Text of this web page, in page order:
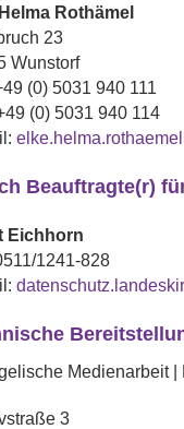
Rothämel
23
Wunstorf
(0) 5031 940 111
(0) 5031 940 114
Beauftragte(r)
Eichhorn
1241-828
Medienarbeit |
3